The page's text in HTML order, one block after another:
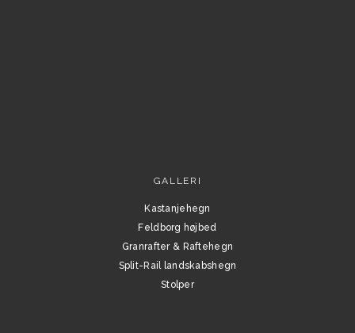
GALLERI
Kastanjehegn
Feldborg højbed
Granrafter & Raftehegn
Split-Rail landskabshegn
Stolper